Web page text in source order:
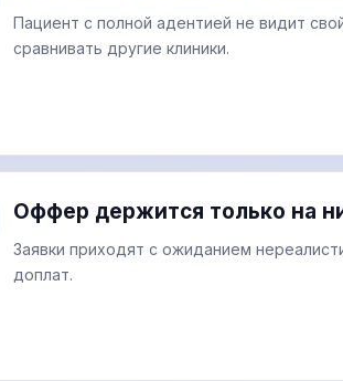
Пациент с полной адентией не видит
сравнивать другие клиники.
Оффер держится только на
Заявки приходят с ожиданием
доплат.